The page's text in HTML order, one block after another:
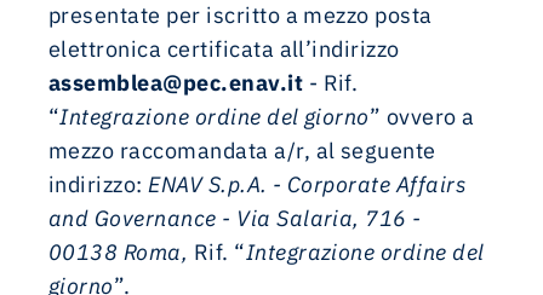
presentate per iscritto a mezzo posta
elettronica certificata all’indirizzo
assemblea@pec.enav.it - Rif.
“Integrazione ordine del giorno” ovvero a
mezzo raccomandata a/r, al seguente
indirizzo:ENAV S.p.A. - Corporate Affairs
and Governance - Via Salaria, 716 -
00138 Roma, Rif. “Integrazione ordine del
giorno”.